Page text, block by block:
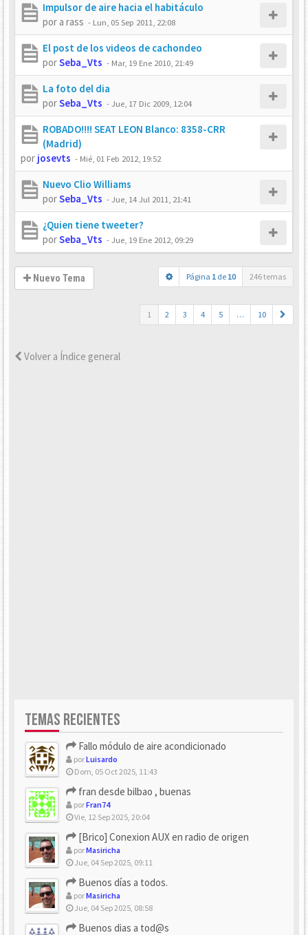
Impulsor de aire hacia el habitáculo
por a rass - Lun, 05 Sep 2011, 22:08
El post de los videos de cachondeo
porSeba_Vts - Mar, 19 Ene 2010, 21:49
La foto del dia
porSeba_Vts -Jue, 17 Dic 2009, 12:04
ROBADO!!!! SEAT LEON Blanco: 8358-CRR
(Madrid)
por josevts - Mié, 01 Feb 2012, 19:52
Nuevo Clio Williams
porSeba_Vts -Jue, 14 Jul 2011, 21:41
¿Quien tiene tweeter?
porSeba_Vts -Jue, 19 Ene 2012, 09:29
Nuevo Tema Página 1 de 10 246 temas
1 2 3 4 5 … 10
Volver a Índice general
TEMAS RECIENTES
Fallo módulo de aire acondicionado
porLuisardo
Dom, 05 Oct 2025, 11:43
fran desde bilbao , buenas
porFran74
Vie, 12 Sep 2025, 20:04
[Brico] Conexion AUX en radio de origen
porMasiricha
Jue, 04 Sep 2025, 09:11
Buenos días a todos.
porMasiricha
Jue, 04 Sep 2025, 08:58
Buenos dias a tod@s